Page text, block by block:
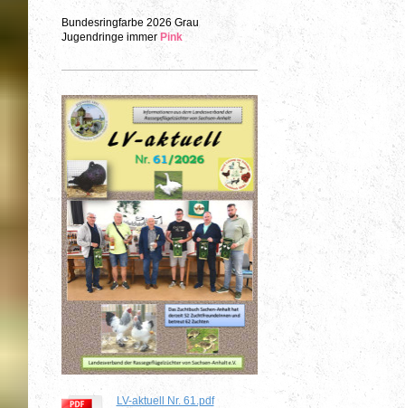
Bundesringfarbe 2026 Grau
Jugendringe immer Pink
LV-aktuell Nr. 61.pdf